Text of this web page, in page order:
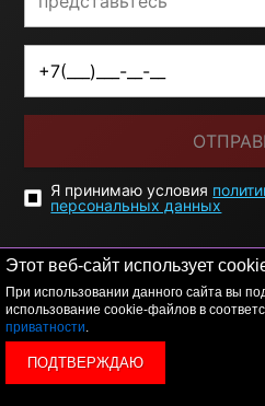
Этот веб-сайт использует
При использовании данного сайта вы
использование cookie-файлов в
приватности.
ПОДТВЕРЖДАЮ
Я принимаю условия
персональных данных